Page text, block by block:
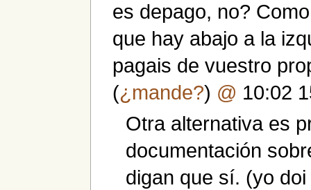
es depago, no?
que hay abajo a la
pagais de vuestro
(¿mande?) @ 10:02
Otra alternativa es
documentación
digan que sí. (yo